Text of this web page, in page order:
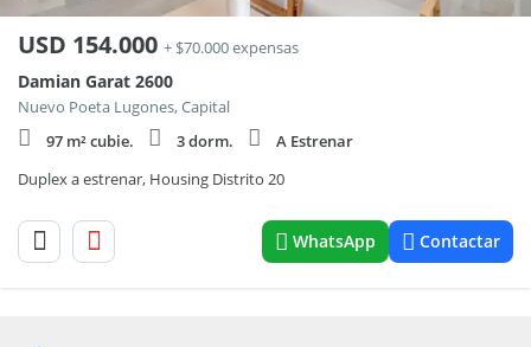
USD 154.000 + $70.000 expensas
Damian Garat 2600
Nuevo Poeta Lugones, Capital
97 m² cubie.
3 dorm.
A Estrenar
Duplex a estrenar, Housing Distrito 20
WhatsApp Contactar